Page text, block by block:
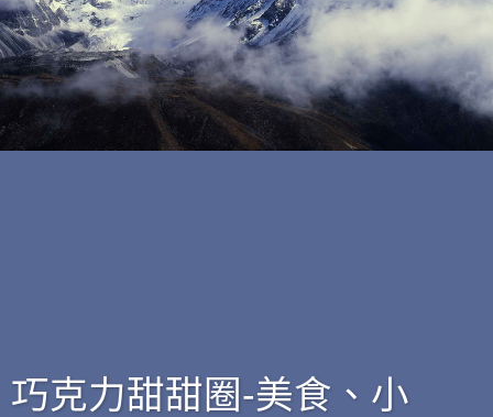
巧克力甜甜圈-美食、小